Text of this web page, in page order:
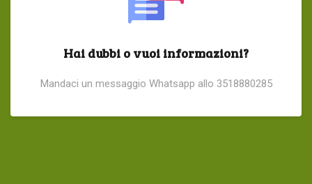
Hai dubbi o vuoi informazioni?
Mandaci un messaggio Whatsapp allo 3518880285